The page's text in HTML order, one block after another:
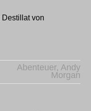
Abenteuer, Andy
Morgan